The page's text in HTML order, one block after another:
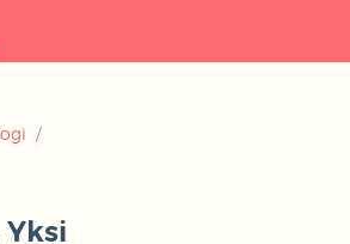
/
Yksi